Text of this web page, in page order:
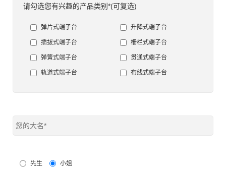
请勾选您有兴趣的产品类别*(可复选)
弹片式端子台 升降式端子台
插拔式端子台 柵栏式端子台
弹簧式端子台 贯通式端子台
轨道式端子台 布线式端子台
先生 小姐